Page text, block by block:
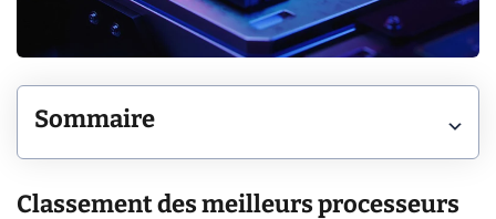
Sommaire
Classement des meilleurs processeurs